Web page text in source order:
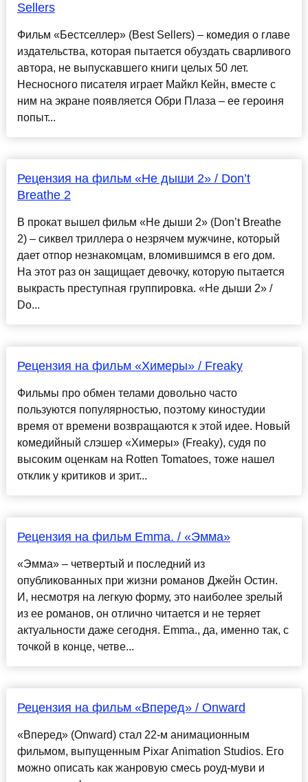
Sellers
Фильм «Бестселлер» (Best Sellers) – комедия о главе
издательства, которая пытается обуздать сварливого
автора, не выпускавшего книги целых 50 лет.
Несносного писателя играет Майкл Кейн, вместе с
ним на экране появляется Обри Плаза – ее героиня
попыт...
Рецензия на фильм «Не дыши 2» / Don’t
Breathe 2
В прокат вышел фильм «Не дыши 2» (Don’t Breathe
2) – сиквел триллера о незрячем мужчине, который
дает отпор незнакомцам, вломившимся в его дом.
На этот раз он защищает девочку, которую пытается
выкрасть преступная группировка. «Не дыши 2» /
Do...
Рецензия на фильм «Химеры» / Freaky
Фильмы про обмен телами довольно часто
пользуются популярностью, поэтому киностудии
время от времени возвращаются к этой идее. Новый
комедийный слэшер «Химеры» (Freaky), судя по
высоким оценкам на Rotten Tomatoes, тоже нашел
отклик у критиков и зрит...
Рецензия на фильм Emma. / «Эмма»
«Эмма» – четвертый и последний из
опубликованных при жизни романов Джейн Остин.
И, несмотря на легкую форму, это наиболее зрелый
из ее романов, он отлично читается и не теряет
актуальности даже сегодня. Emma., да, именно так, с
точкой в конце, четве...
Рецензия на фильм «Вперед» / Onward
«Вперед» (Onward) стал 22-м анимационным
фильмом, выпущенным Pixar Animation Studios. Его
можно описать как жанровую смесь роуд-муви и